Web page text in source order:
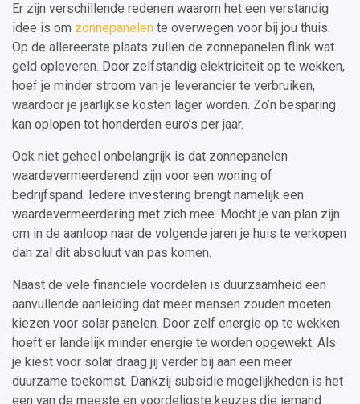
Er zijn verschillende redenen waarom het een verstandig
idee is om zonnepanelen te overwegen voor bij jou thuis.
Op de allereerste plaats zullen de zonnepanelen flink wat
geld opleveren. Door zelfstandig elektriciteit op te wekken,
hoef je minder stroom van je leverancier te verbruiken,
waardoor je jaarlijkse kosten lager worden. Zo’n besparing
kan oplopen tot honderden euro’s per jaar.
Ook niet geheel onbelangrijk is dat zonnepanelen
waardevermeerderend zijn voor een woning of
bedrijfspand. Iedere investering brengt namelijk een
waardevermeerdering met zich mee. Mocht je van plan zijn
om in de aanloop naar de volgende jaren je huis te verkopen
dan zal dit absoluut van pas komen.
Naast de vele financiële voordelen is duurzaamheid een
aanvullende aanleiding dat meer mensen zouden moeten
kiezen voor solar panelen. Door zelf energie op te wekken
hoeft er landelijk minder energie te worden opgewekt. Als
je kiest voor solar draag jij verder bij aan een meer
duurzame toekomst. Dankzij subsidie mogelijkheden is het
een van de meeste en voordeligste keuzes die iemand